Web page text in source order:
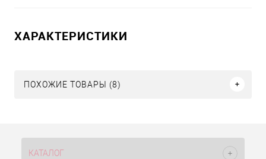
ХАРАКТЕРИСТИКИ
ПОХОЖИЕ ТОВАРЫ (8)
КАТАЛОГ